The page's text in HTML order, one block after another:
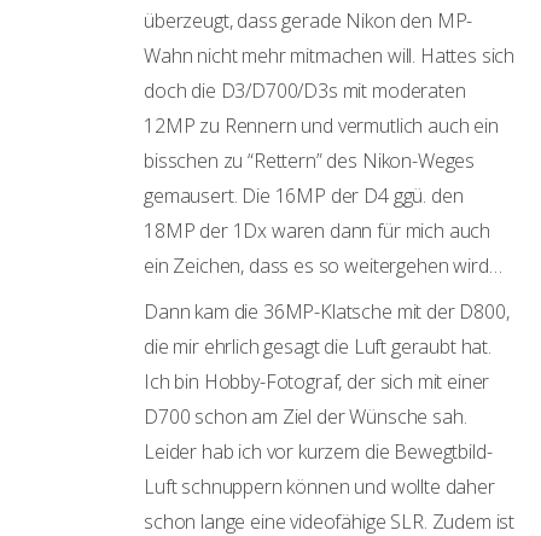
überzeugt, dass gerade Nikon den MP-
Wahn nicht mehr mitmachen will. Hattes sich
doch die D3/D700/D3s mit moderaten
12MP zu Rennern und vermutlich auch ein
bisschen zu “Rettern” des Nikon-Weges
gemausert. Die 16MP der D4 ggü. den
18MP der 1Dx waren dann für mich auch
ein Zeichen, dass es so weitergehen wird…
Dann kam die 36MP-Klatsche mit der D800,
die mir ehrlich gesagt die Luft geraubt hat.
Ich bin Hobby-Fotograf, der sich mit einer
D700 schon am Ziel der Wünsche sah.
Leider hab ich vor kurzem die Bewegtbild-
Luft schnuppern können und wollte daher
schon lange eine videofähige SLR. Zudem ist